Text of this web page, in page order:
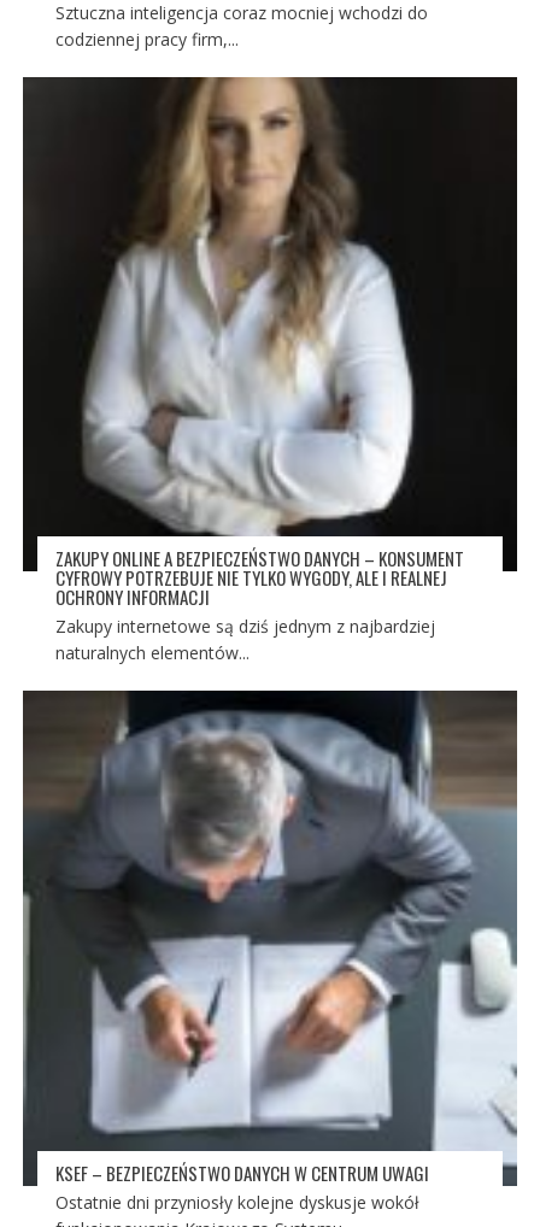
Sztuczna inteligencja coraz mocniej wchodzi do
codziennej pracy firm,...
ZAKUPY ONLINE A BEZPIECZEŃSTWO DANYCH – KONSUMENT
CYFROWY POTRZEBUJE NIE TYLKO WYGODY, ALE I REALNEJ
OCHRONY INFORMACJI
Zakupy internetowe są dziś jednym z najbardziej
naturalnych elementów...
KSEF – BEZPIECZEŃSTWO DANYCH W CENTRUM UWAGI
Ostatnie dni przyniosły kolejne dyskusje wokół